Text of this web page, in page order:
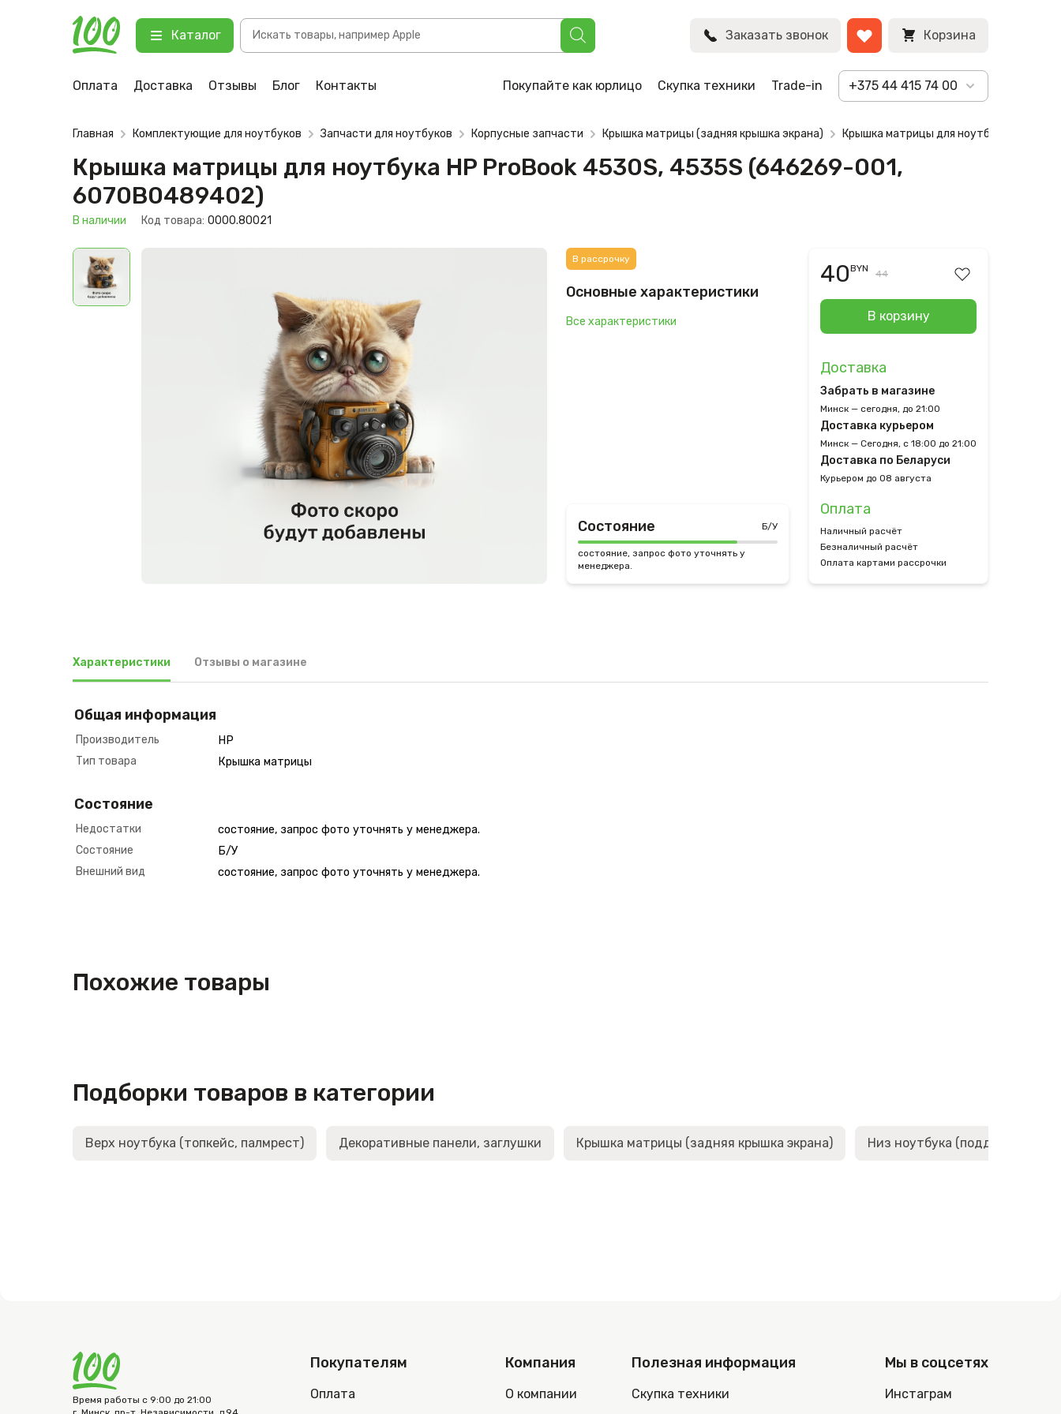
Каталог
Поиск
товаров
Заказать звонок Корзина
Оплата Доставка Отзывы Блог Контакты Покупайте как юрлицо Скупка техники Trade-in +375 44 415 74 00
Крышка матрицы для ноутбука HP ProBook 4530S, 4535S (646269-001, 6070B0489402)
123 В наличии
BYN
Главная Комплектующие для ноутбуков Запчасти для ноутбуков Корпусные запчасти Крышка матрицы (задняя крышка экрана) Крышка матрицы для ноутбука HP
Крышка матрицы для ноутбука HP ProBook 4530S, 4535S (646269-001,
6070B0489402)
В наличии Код товара: 0000.80021
В рассрочку
Основные характеристики
Все характеристики
Состояние Б/У
состояние, запрос фото уточнять у
менеджера.
40BYN 44
В корзину
Доставка
Забрать в магазине
Минск — сегодня, до 21:00
Доставка курьером
Минск — Сегодня, с 18:00 до 21:00
Доставка по Беларуси
Курьером до 08 августа
Оплата
Наличный расчёт
Безналичный расчёт
Оплата картами рассрочки
Характеристики Отзывы о магазине
Общая информация
Производитель
HP
Тип товара
Крышка матрицы
Состояние
Недостатки
состояние, запрос фото уточнять у менеджера.
Состояние
Б/У
Внешний вид
состояние, запрос фото уточнять у менеджера.
Похожие товары
Подборки товаров в категории
Верх ноутбука (топкейс, палмрест) Декоративные панели, заглушки Крышка матрицы (задняя крышка экрана) Низ ноутбука (поддон,
Время работы с 9:00 до 21:00
Покупателям
Оплата
Компания
О компании
Полезная информация
Скупка техники
Мы в соцсетях
Инстаграм